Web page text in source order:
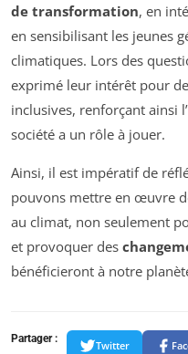
de transformation, en
en sensibilisant les jeunes
climatiques. Lors des
exprimé leur intérêt pour
inclusives, renforçant ainsi
société a un rôle à jouer.
Ainsi, il est impératif de
pouvons mettre en œuvre
au climat, non seulement
et provoquer des
bénéficieront à notre
Partager :
Twitter